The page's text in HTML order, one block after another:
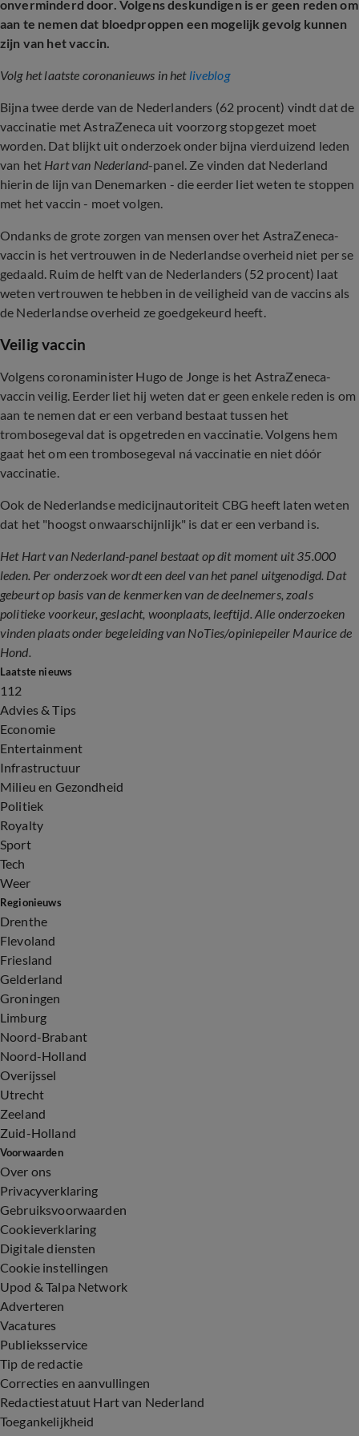
onverminderd door. Volgens deskundigen is er geen reden om
aan te nemen dat bloedproppen een mogelijk gevolg kunnen
zijn van het vaccin.
Volg het laatste coronanieuws in het liveblog
Bijna twee derde van de Nederlanders (62 procent) vindt dat de
vaccinatie met AstraZeneca uit voorzorg stopgezet moet
worden. Dat blijkt uit onderzoek onder bijna vierduizend leden
van het Hart van Nederland-panel. Ze vinden dat Nederland
hierin de lijn van Denemarken - die eerder liet weten te stoppen
met het vaccin - moet volgen.
Ondanks de grote zorgen van mensen over het AstraZeneca-
vaccin is het vertrouwen in de Nederlandse overheid niet per se
gedaald. Ruim de helft van de Nederlanders (52 procent) laat
weten vertrouwen te hebben in de veiligheid van de vaccins als
de Nederlandse overheid ze goedgekeurd heeft.
Veilig vaccin
Volgens coronaminister Hugo de Jonge is het AstraZeneca-
vaccin veilig. Eerder liet hij weten dat er geen enkele reden is om
aan te nemen dat er een verband bestaat tussen het
trombosegeval dat is opgetreden en vaccinatie. Volgens hem
gaat het om een trombosegeval ná vaccinatie en niet dóór
vaccinatie.
Ook de Nederlandse medicijnautoriteit CBG heeft laten weten
dat het "hoogst onwaarschijnlijk" is dat er een verband is.
Het Hart van Nederland-panel bestaat op dit moment uit 35.000
leden. Per onderzoek wordt een deel van het panel uitgenodigd. Dat
gebeurt op basis van de kenmerken van de deelnemers, zoals
politieke voorkeur, geslacht, woonplaats, leeftijd. Alle onderzoeken
vinden plaats onder begeleiding van NoTies/opiniepeiler Maurice de
Hond.
Laatste nieuws
112
Advies & Tips
Economie
Entertainment
Infrastructuur
Milieu en Gezondheid
Politiek
Royalty
Sport
Tech
Weer
Regionieuws
Drenthe
Flevoland
Friesland
Gelderland
Groningen
Limburg
Noord-Brabant
Noord-Holland
Overijssel
Utrecht
Zeeland
Zuid-Holland
Voorwaarden
Over ons
Privacyverklaring
Gebruiksvoorwaarden
Cookieverklaring
Digitale diensten
Cookie instellingen
Upod & Talpa Network
Adverteren
Vacatures
Publieksservice
Tip de redactie
Correcties en aanvullingen
Redactiestatuut Hart van Nederland
Toegankelijkheid